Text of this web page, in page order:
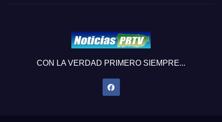
CON LA VERDAD PRIMERO SIEMPRE...